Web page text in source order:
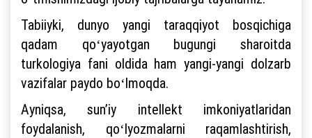
Tabiiyki, dunyo yangi taraqqiyot bosqichiga
qadam qoʻyayotgan bugungi sharoitda
turkologiya fani oldida ham yangi-yangi dolzarb
vazifalar paydo boʻlmoqda.
Ayniqsa, sunʼiy intellekt imkoniyatlaridan
foydalanish, qoʻlyozmalarni raqamlashtirish,